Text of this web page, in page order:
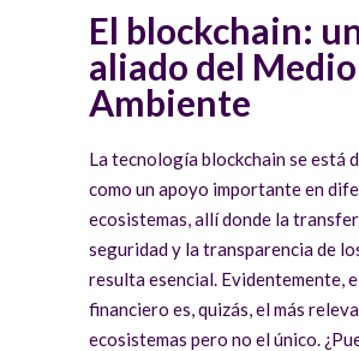
El blockchain:
aliado del Medio
Ambiente
La tecnología blockchain se está
como un apoyo importante en
ecosistemas, allí donde la
seguridad y la transparencia de
resulta esencial. Evidentemente,
financiero es, quizás, el más
ecosistemas pero no el único.